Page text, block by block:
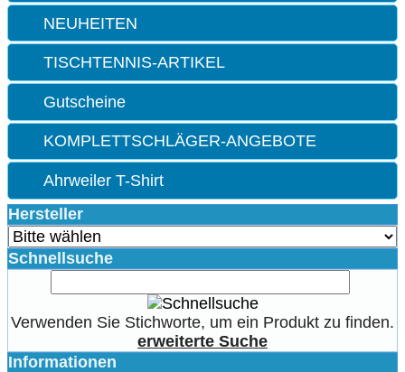
NEUHEITEN
TISCHTENNIS-ARTIKEL
Gutscheine
KOMPLETTSCHLÄGER-ANGEBOTE
Ahrweiler T-Shirt
Hersteller
Schnellsuche
Verwenden Sie Stichworte, um ein Produkt zu finden.
erweiterte Suche
Informationen